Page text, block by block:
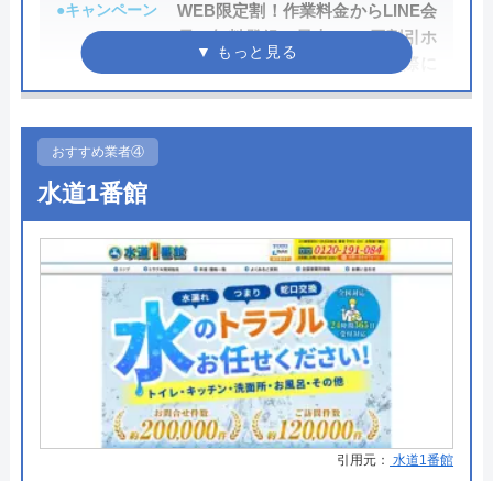
公式サイトで
料金詳細を見る
今すぐ電話で相談する
0120-221-611
運営会社 株式会社ハウスラボ
勝島崇裕
創業・設立 2024年11月設立
〒113-0033
東京都文京区本郷5-1-11
●キャンペーン
WEB限定割！作業料金からLINE会
員に無料登録で最大3,000円割引ホ
ームページを見たとお電話の際に
伝えて頂いた方は、作業料金から
●駆けつけ時間
●受付時間
●定休日 年中無休
●出張見積もり 出張見積もり無料
●支払い方法
現金、クレジットカード、コンビ
ニ後払い、QRコード決済
●累計実績 累計対応件数100万件以上
●保証・保険
PL保険加入1年～5年の無料保証制
度クーリング・オフ制度
おすすめ業者④
水道1番館
引用元： 水道1番館